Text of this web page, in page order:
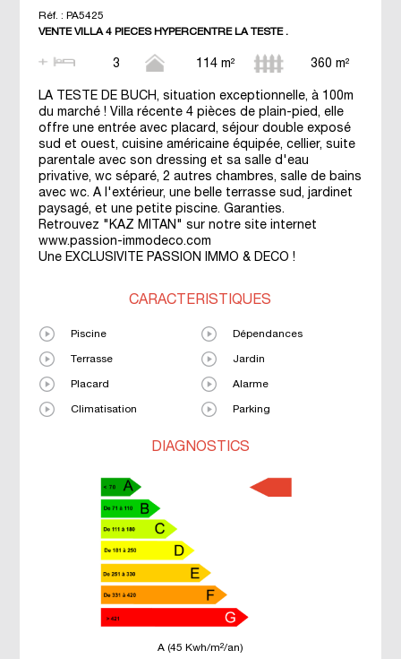
Réf. : PA5425
VENTE VILLA 4 PIECES HYPERCENTRE LA TESTE .
3 114 m² 360 m²
LA TESTE DE BUCH, situation exceptionnelle, à 100m
du marché ! Villa récente 4 pièces de plain-pied, elle
offre une entrée avec placard, séjour double exposé
sud et ouest, cuisine américaine équipée, cellier, suite
parentale avec son dressing et sa salle d'eau
privative, wc séparé, 2 autres chambres, salle de bains
avec wc. A l'extérieur, une belle terrasse sud, jardinet
paysagé, et une petite piscine. Garanties.
Retrouvez "KAZ MITAN" sur notre site internet
www.passion-immodeco.com
Une EXCLUSIVITE PASSION IMMO & DECO !
CARACTÉRISTIQUES
Piscine Dépendances
Terrasse Jardin
Placard Alarme
Climatisation Parking
DIAGNOSTICS
A (45 Kwh/m²/an)